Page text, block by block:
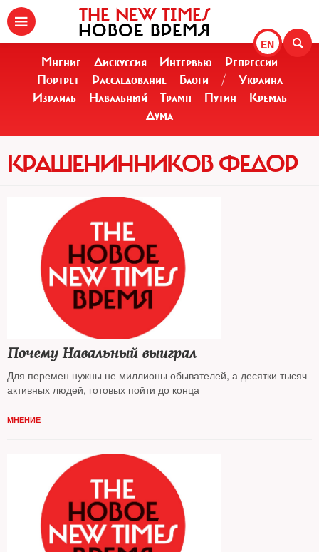
EN
THE NEW TIMES
НОВОЕ ВРЕМЯ
Мнение Дискуссия Интервью
Репрессии
Портрет
Расследование Блоги /
Украина
Израиль
Навальный Трамп Путин
Кремль
Дума
КРАШЕНИННИКОВ ФЕДОР
Почему Навальный выиграл
Для перемен нужны не миллионы обывателей, а десятки тысяч
активных людей, готовых пойти до конца
МНЕНИЕ